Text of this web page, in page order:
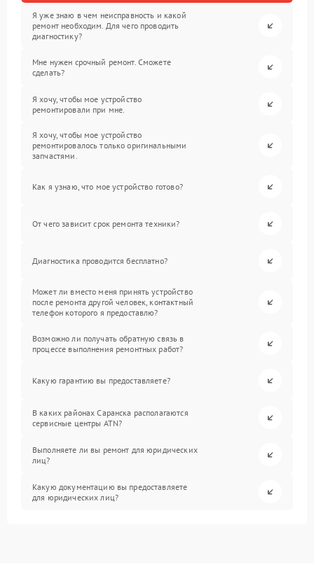
Я уже знаю в чем неисправность и какой
ремонт необходим. Для чего проводить
диагностику?
Мне нужен срочный ремонт. Сможете
сделать?
Я хочу, чтобы мое устройство
ремонтировали при мне.
Я хочу, чтобы мое устройство
ремонтировалось только оригинальными
запчастями.
Как я узнаю, что мое устройство готово?
От чего зависит срок ремонта техники?
Диагностика проводится бесплатно?
Может ли вместо меня принять устройство
после ремонта другой человек, контактный
телефон которого я предоставлю?
Возможно ли получать обратную связь в
процессе выполнения ремонтных работ?
Какую гарантию вы предоставляете?
В каких районах Саранска располагаются
сервисные центры ATN?
Выполняете ли вы ремонт для юридических
лиц?
Какую документацию вы предоставляете
для юридических лиц?